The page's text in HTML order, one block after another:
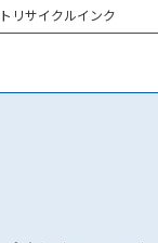
リサイクルインク